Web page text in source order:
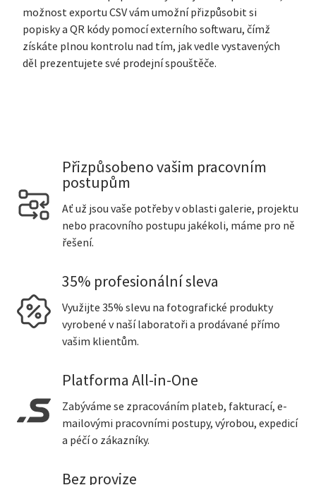
možnost exportu CSV vám umožní přizpůsobit si
popisky a QR kódy pomocí externího softwaru, čímž
získáte plnou kontrolu nad tím, jak vedle vystavených
děl prezentujete své prodejní spouštěče.
Přizpůsobeno vašim pracovním
postupům
Ať už jsou vaše potřeby v oblasti galerie, projektu
nebo pracovního postupu jakékoli, máme pro ně
řešení.
35% profesionální sleva
Využijte 35% slevu na fotografické produkty
vyrobené v naší laboratoři a prodávané přímo
vašim klientům.
Platforma All-in-One
Zabýváme se zpracováním plateb, fakturací, e-
mailovými pracovními postupy, výrobou, expedicí
a péčí o zákazníky.
Bez provize